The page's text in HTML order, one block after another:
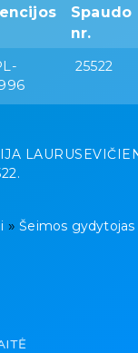
Spaudo
nr.
25522
»Šeimos gydytojas